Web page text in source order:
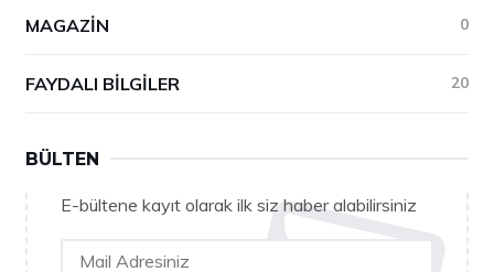
MAGAZIN 0
FAYDALI BILGILER 20
BÜLTEN
E-bültene kayıt olarak ilk siz haber alabilirsiniz